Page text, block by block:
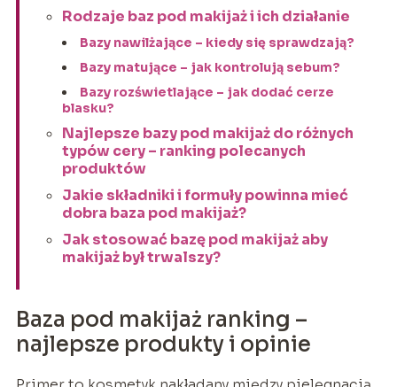
Rodzaje baz pod makijaż i ich działanie
Bazy nawilżające – kiedy się sprawdzają?
Bazy matujące – jak kontrolują sebum?
Bazy rozświetlające – jak dodać cerze
blasku?
Najlepsze bazy pod makijaż do różnych
typów cery – ranking polecanych
produktów
Jakie składniki i formuły powinna mieć
dobra baza pod makijaż?
Jak stosować bazę pod makijaż aby
makijaż był trwalszy?
Baza pod makijaż ranking –
najlepsze produkty i opinie